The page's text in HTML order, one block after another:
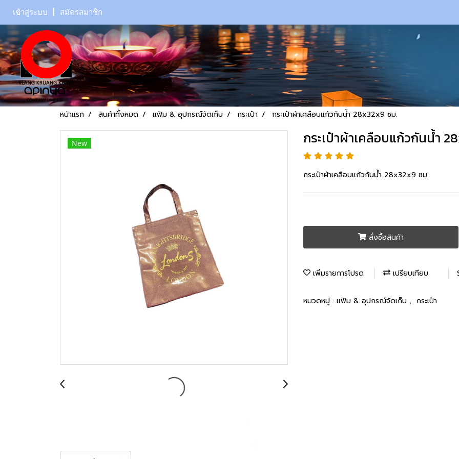
เข้าสู่ระบบ สมัครสมาชิก
หน้าแรก สินค้าทั้งหมด แฟ้ม & อุปกรณ์จัดเก็บ กระเป๋า กระเป๋าผ้าเคลือบแก้วกันน้ำ 28x32x9 ซม.
New กระเป๋าผ้าเคลือบแก้วกันน้ำ
กระเป๋าผ้าเคลือบแก้วกันน้ำ 28x32x9 ซม.
สั่งซื้อสินค้า
เพิ่มรายการโปรด เปรียบเทียบ
หมวดหมู่ : แฟ้ม & อุปกรณ์จัดเก็บ , กระเป๋า